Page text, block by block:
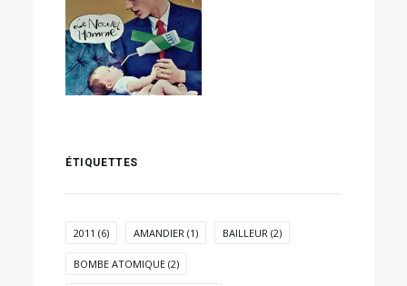
ÉTIQUETTES
2011 (6) AMANDIER (1) BAILLEUR (2)
BOMBE ATOMIQUE (2)